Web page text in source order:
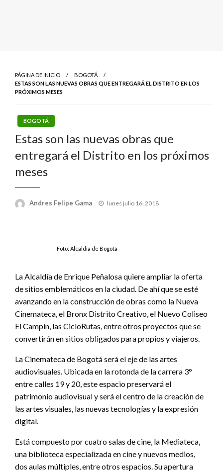
PÁGINA DE INICIO
BOGOTÁ
ESTAS SON LAS NUEVAS OBRAS QUE ENTREGARÁ EL DISTRITO EN LOS
PRÓXIMOS MESES
BOGOTÁ
Estas son las nuevas obras que
entregará el Distrito en los próximos
meses
Andres Felipe Gama
Publicado
lunes julio 16, 2018
Foto: Alcaldía de Bogotá
La Alcaldía de Enrique Peñalosa quiere ampliar la oferta
de sitios emblemáticos en la ciudad. De ahí que se esté
avanzando en la construcción de obras como la Nueva
Cinemateca, el Bronx Distrito Creativo, el Nuevo Coliseo
El Campín, las CicloRutas, entre otros proyectos que se
convertirán en sitios obligados para propios y viajeros.
La Cinemateca de Bogotá será el eje de las artes
audiovisuales. Ubicada en la rotonda de la carrera 3°
entre calles 19 y 20, este espacio preservará el
patrimonio audiovisual y será el centro de la creación de
las artes visuales, las nuevas tecnologías y la expresión
digital.
Está compuesto por cuatro salas de cine, la Mediateca,
una biblioteca especializada en cine y nuevos medios,
dos aulas múltiples, entre otros espacios. Su apertura